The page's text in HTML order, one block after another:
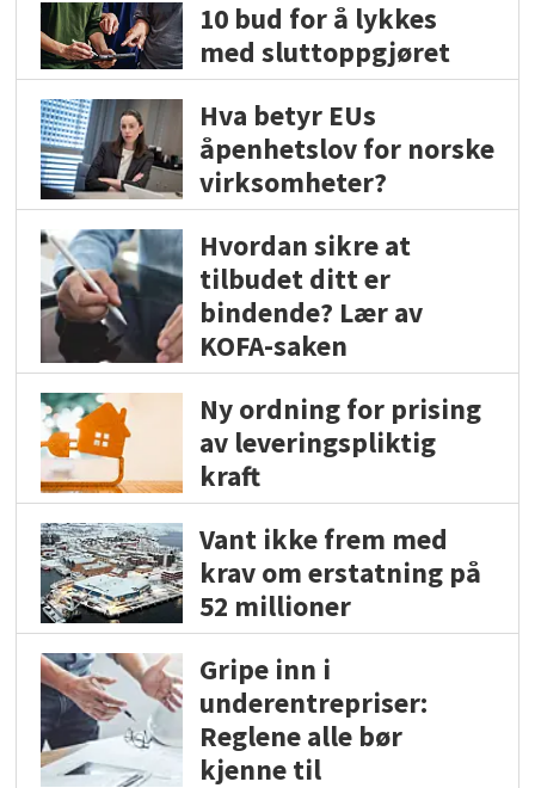
10 bud for å lykkes
med sluttoppgjøret
Hva betyr EUs
åpenhetslov for norske
virksomheter?
Hvordan sikre at
tilbudet ditt er
bindende? Lær av
KOFA-saken
Ny ordning for prising
av leveringspliktig
kraft
Vant ikke frem med
krav om erstatning på
52 millioner
Gripe inn i
underentrepriser:
Reglene alle bør
kjenne til